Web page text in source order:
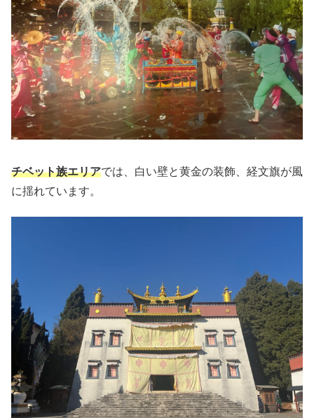
チベット族エリアでは、白い壁と黄金の装飾、経文旗が風
に揺れています。